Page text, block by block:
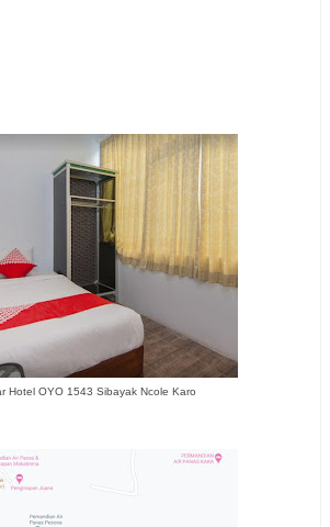
Hotel OYO 1543 Sibayak Ncole Karo